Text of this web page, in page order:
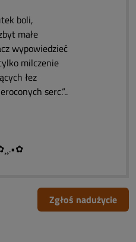
boli,
małe
milczenie
łez
serc.“..
Zgłoś nadużycie